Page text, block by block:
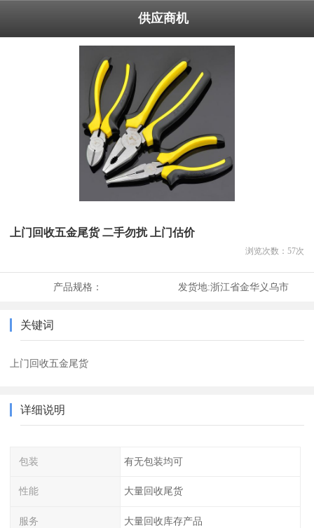
供应商机
上门回收五金尾货 二手勿扰 上门估价
浏览次数： 57次
产品规格： 发货地:浙江省金华义乌市
关键词
上门回收五金尾货
详细说明
包装 有无包装均可
性能 大量回收尾货
服务 大量回收库存产品